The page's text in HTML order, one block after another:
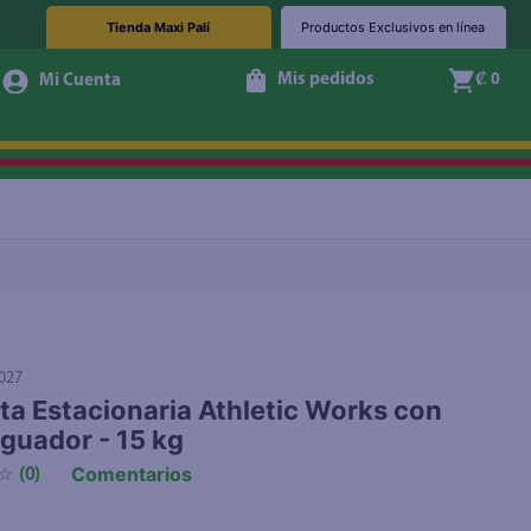
Tienda Maxi Palí Productos Exclusivos en línea
Mis pedidos ₡ 0
Estacionaria Athletic Works con
- 15 kg
☆ (0) Comentarios